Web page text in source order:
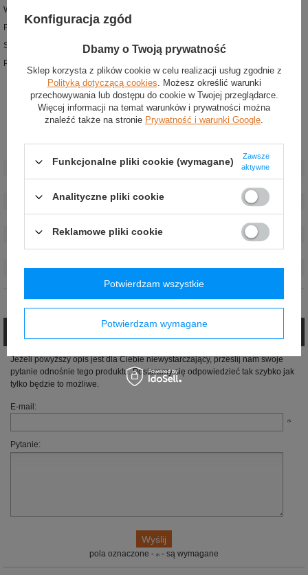
Wykonana z poliestru 600D
Pasek na ramię stylizowane na pasy bezpieczeństwa
System osuszania kasku zasilany z gniazda USB
Pokrywa torby lekko pikowana dla lepszej ochrony
Kategoria
Kolor:
Czarny
Grupa wiekowa:
Dorośli
Materiał:
Poliester
Głębokość: 40 cm
Opinie (0)
Jeżeli powyższy opis jest dla Ciebie niewystarczający, prześlij nam swoje
pytanie odnośnie tego produktu. Postaramy się odpowiedzieć tak szybko jak
tylko będzie to możliwe.
E-mail:
Pytanie:
pola oznaczone - - są wymagane
Konfiguracja zgód
Dbamy o Twoją prywatność
Sklep korzysta z plików cookie w celu realizacji usług zgodnie z
Polityką dotyczącą cookies. Możesz określić warunki
przechowywania lub dostępu do cookie w Twojej przeglądarce.
Więcej informacji na temat warunków i prywatności można
znaleźć także na stronie Prywatność i warunki Google.
Funkcjonalne pliki cookie (wymagane)
Zawsze
aktywne
Analityczne pliki cookie
Reklamowe pliki cookie
Potwierdzam wymagane
Potwierdzam wszystkie